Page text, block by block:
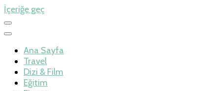
İçeriğe geç
Ana Sayfa
Travel
Dizi & Film
Eğitim